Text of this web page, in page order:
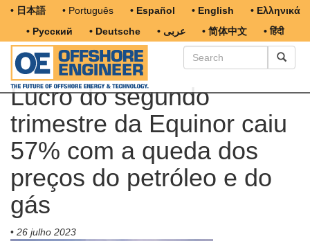
• 日本語 • Português • Español • English
• Ελληνικά
• Русский
• Deutsche • عربى • 简体中文 • हिंदी
Lucro do segundo
trimestre da Equinor caiu
57% com a queda dos
preços do petróleo e do
gás
• 26 julho 2023